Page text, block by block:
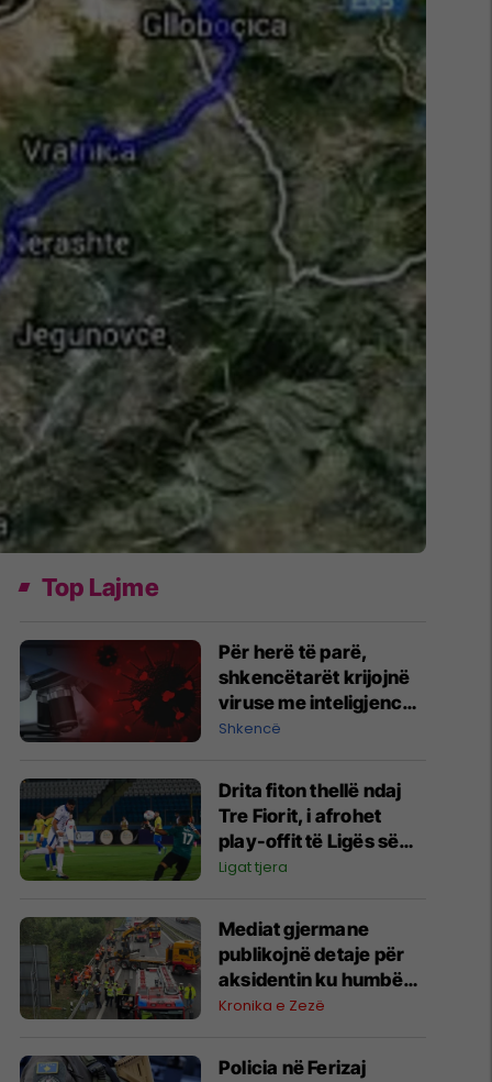
Top Lajme
Për herë të parë,
shkencëtarët krijojnë
viruse me inteligjencë
artificiale
Shkencë
Drita fiton thellë ndaj
Tre Fiorit, i afrohet
play-offit të Ligës së
Konferencës
Ligat tjera
Mediat gjermane
publikojnë detaje për
aksidentin ku humbën
jetën tre mërgimtarë
Ferizajt
Kronika e Zezë
Policia në Ferizaj